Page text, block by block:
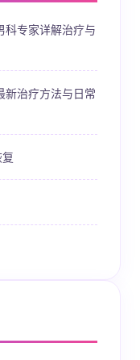
科专家详解治疗与
新治疗方法与日常